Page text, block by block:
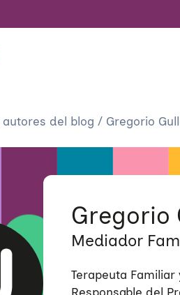
autores del blog / Gregorio
Gregorio
Mediador
Terapeuta
Responsable del